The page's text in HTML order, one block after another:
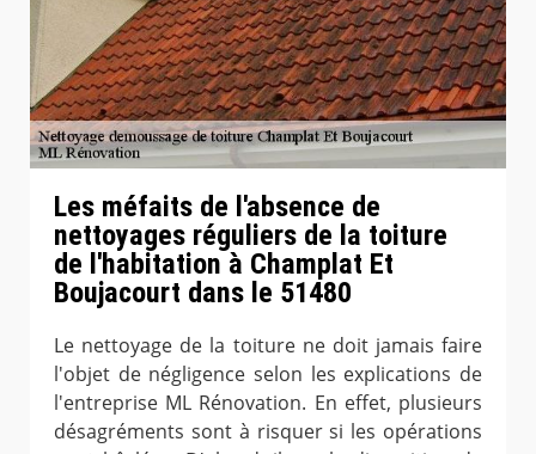
Les méfaits de l'absence de
nettoyages réguliers de la toiture
de l'habitation à Champlat Et
Boujacourt dans le 51480
Le nettoyage de la toiture ne doit jamais faire
l'objet de négligence selon les explications de
l'entreprise ML Rénovation. En effet, plusieurs
désagréments sont à risquer si les opérations